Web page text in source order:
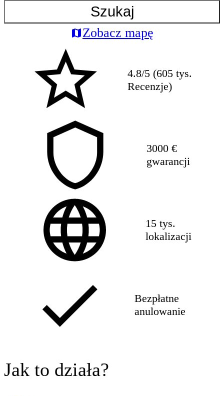
Szukaj
Zobacz mapę
4.8/5 (605 tys.
Recenzje)
3000 €
gwarancji
15 tys.
lokalizacji
Bezpłatne
anulowanie
Jak to działa?